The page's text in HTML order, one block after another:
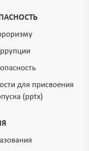
для присвоения
(pptx)